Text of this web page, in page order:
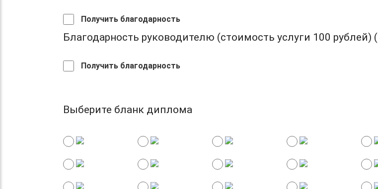
Получить благодарность
Благодарность руководителю (стоимость услуги 100 рублей) (
Получить благодарность
Выберите бланк диплома